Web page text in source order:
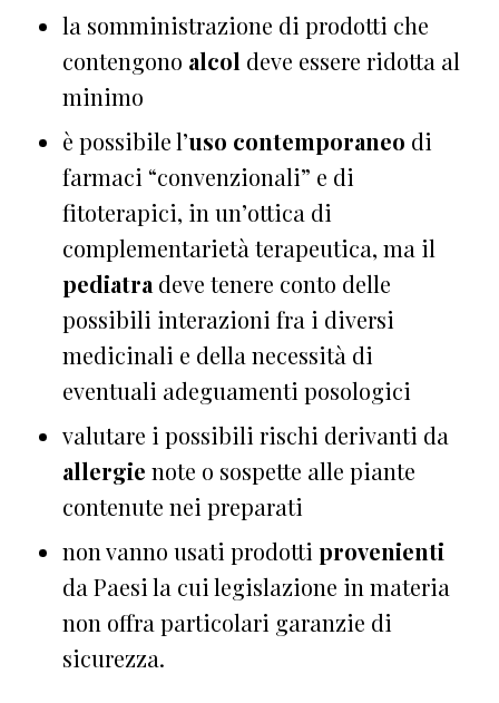
la somministrazione di prodotti che
contengono alcol deve essere ridotta al
minimo
è possibile l’uso contemporaneo di
farmaci “convenzionali” e di
fitoterapici, in un’ottica di
complementarietà terapeutica, ma il
pediatra deve tenere conto delle
possibili interazioni fra i diversi
medicinali e della necessità di
eventuali adeguamenti posologici
valutare i possibili rischi derivanti da
allergie note o sospette alle piante
contenute nei preparati
non vanno usati prodotti provenienti
da Paesi la cui legislazione in materia
non offra particolari garanzie di
sicurezza.